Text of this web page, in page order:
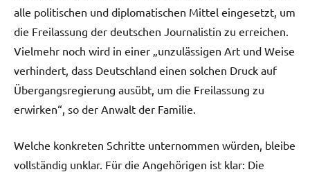
alle politischen und diplomatischen Mittel eingesetzt, um
die Freilassung der deutschen Journalistin zu erreichen.
Vielmehr noch wird in einer „unzulässigen Art und Weise
verhindert, dass Deutschland einen solchen Druck auf
Übergangsregierung ausübt, um die Freilassung zu
erwirken“, so der Anwalt der Familie.
Welche konkreten Schritte unternommen würden, bleibe
vollständig unklar. Für die Angehörigen ist klar: Die